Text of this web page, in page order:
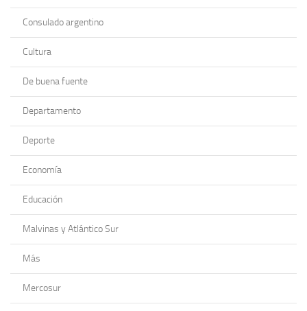
Consulado argentino
Cultura
De buena fuente
Departamento
Deporte
Economía
Educación
Malvinas y Atlántico Sur
Más
Mercosur